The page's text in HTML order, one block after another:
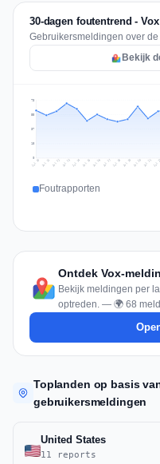
30-dagen foutentrend - Vox
Gebruikersmeldingen over
Bekijk
18
37
55
73
Jul 10 Jul 11 Jul 12 Jul 13 Jul 14 Jul 15 Jul 16 Jul 17 Jul 18 Jul 19 Jul 20 Jul 21 Jul 22
Foutrapporten
Ontdek Vox-
Bekijk meldingen per
optreden. — 🌍 68
Toplanden op basis
gebruikersmeldingen
United States
11 reports